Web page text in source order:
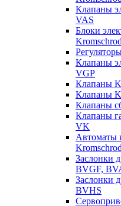
Клапаны
VAS
Блоки
Клапаны
VGP
Клапаны
Клапаны
Клапаны
Клапаны
VK
Автоматы
Заслонки
BVGF,
Заслонки
BVHS